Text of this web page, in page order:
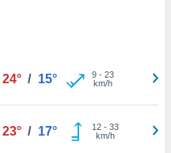
24° / 15° 9- 23
km/h
23° / 17° 12- 33
km/h